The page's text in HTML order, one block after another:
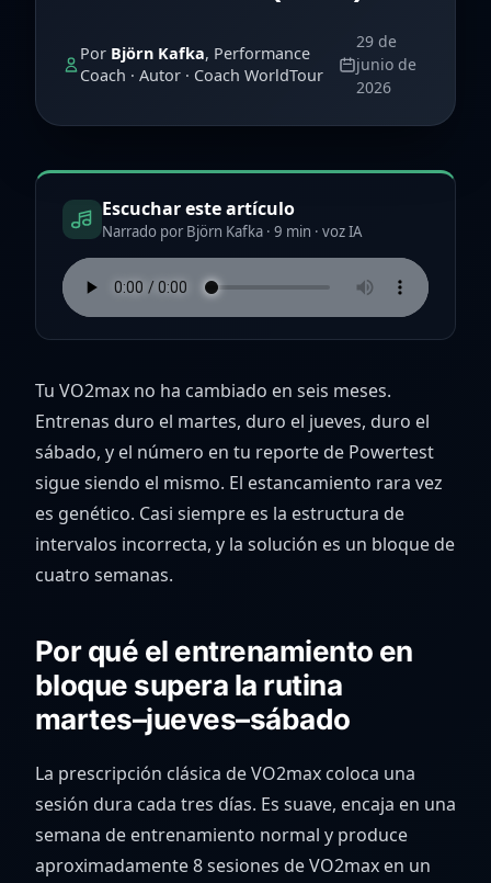
Por Björn Kafka, Performance
Coach · Autor · Coach WorldTour
29 de
junio de
2026
Escuchar este artículo
Narrado por Björn Kafka · 9 min · voz IA
Tu VO2max no ha cambiado en seis meses.
Entrenas duro el martes, duro el jueves, duro el
sábado, y el número en tu reporte de Powertest
sigue siendo el mismo. El estancamiento rara vez
es genético. Casi siempre es la estructura de
intervalos incorrecta, y la solución es un bloque de
cuatro semanas.
Por qué el entrenamiento en
bloque supera la rutina
martes–jueves–sábado
La prescripción clásica de VO2max coloca una
sesión dura cada tres días. Es suave, encaja en una
semana de entrenamiento normal y produce
aproximadamente 8 sesiones de VO2max en un